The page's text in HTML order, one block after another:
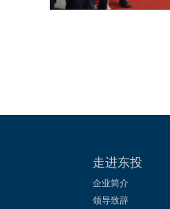
走进东投
企业简介
领导致辞